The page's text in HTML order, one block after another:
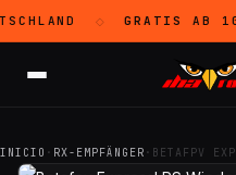
◇ GRATISAB
INICIO · RX-EMPFÄNGER · BETAFPV